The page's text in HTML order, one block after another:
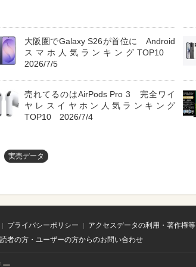
大阪圏でGalaxy S26が首位に Android
スマホ人気ランキングTOP10
2026/7/5
売れてるのはAirPods Pro 3 完全ワイ
ヤレスイヤホン人気ランキング
TOP10 2026/7/4
実売データ
プライバシーポリシー アクセスデータの利用・著作権等
者の方・ユーザーの方からのお問い合わせ